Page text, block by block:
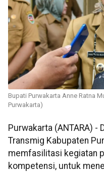
Bupati Purwakarta Anne Ratna
Purwakarta)
Purwakarta (ANTARA) -
Transmig Kabupaten
memfasilitasi kegiatan
kompetensi, untuk